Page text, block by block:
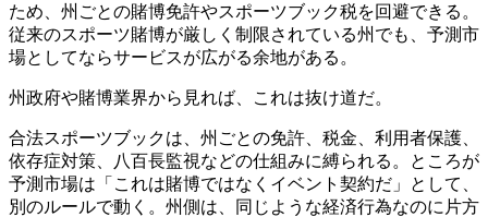
ため、州ごとの賭博免許やスポーツブック税を回避できる。
従来のスポーツ賭博が厳しく制限されている州でも、予測市
場としてならサービスが広がる余地がある。
州政府や賭博業界から見れば、これは抜け道だ。
合法スポーツブックは、州ごとの免許、税金、利用者保護、
依存症対策、八百長監視などの仕組みに縛られる。ところが
予測市場は「これは賭博ではなくイベント契約だ」として、
別のルールで動く。州側は、同じような経済行為なのに片方